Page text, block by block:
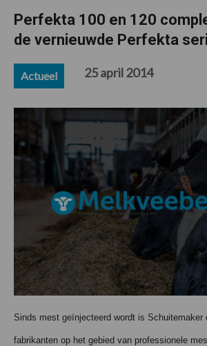
Perfekta 100 en 120
de vernieuwde Perfekta
Actueel 25 april 2014
Sinds mest geïnjecteerd wordt is Schuitemaker
fabrikanten op het gebied van professionele